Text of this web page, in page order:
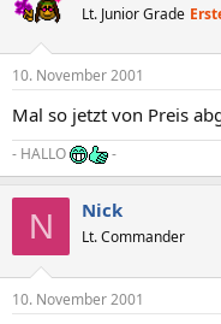
Lt. Junior Grade
10. November 2001
Mal so jetzt von Preis
- HALLO -
N Nick
Lt. Commander
10. November 2001